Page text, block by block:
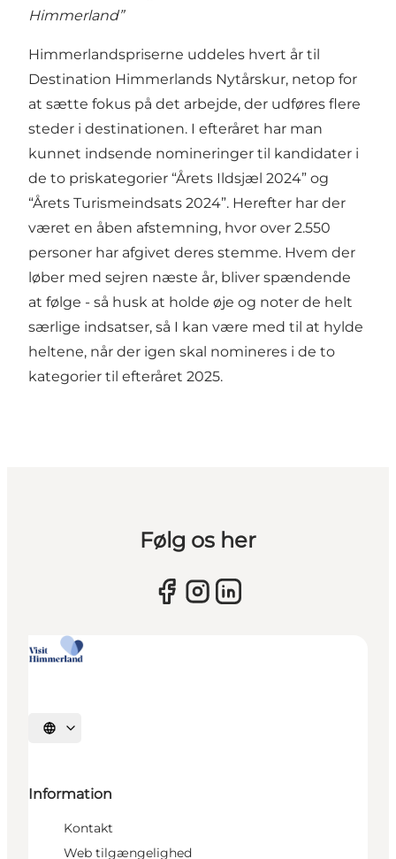
Himmerland”
Himmerlandspriserne uddeles hvert år til
Destination Himmerlands Nytårskur, netop for
at sætte fokus på det arbejde, der udføres flere
steder i destinationen. I efteråret har man
kunnet indsende nomineringer til kandidater i
de to priskategorier “Årets Ildsjæl 2024” og
“Årets Turismeindsats 2024”. Herefter har der
været en åben afstemning, hvor over 2.550
personer har afgivet deres stemme. Hvem der
løber med sejren næste år, bliver spændende
at følge - så husk at holde øje og noter de helt
særlige indsatser, så I kan være med til at hylde
heltene, når der igen skal nomineres i de to
kategorier til efteråret 2025.
Følg os her
Vælg sprog
Information
Kontakt
Web tilgængelighed